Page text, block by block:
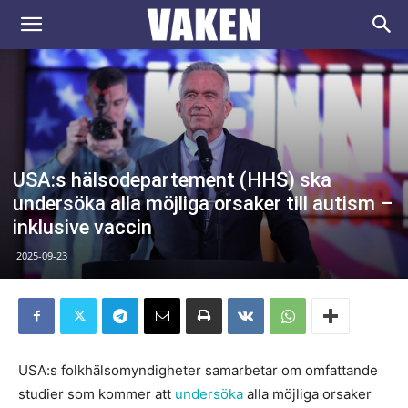
VAKEN.se
USA:s hälsodepartement (HHS) ska
undersöka alla möjliga orsaker till autism –
inklusive vaccin
2025-09-23
USA:s folkhälsomyndigheter samarbetar om omfattande
studier som kommer att undersöka alla möjliga orsaker